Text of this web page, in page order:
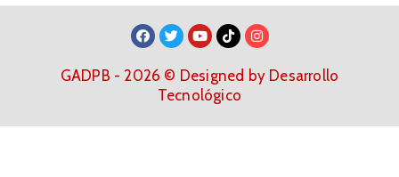
GADPB - 2026 © Designed by Desarrollo
Tecnológico